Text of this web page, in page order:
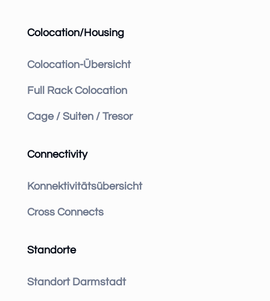
Colocation/Housing
Colocation-Übersicht
Full Rack Colocation
Cage / Suiten / Tresor
Connectivity
Konnektivitätsübersicht
Cross Connects
Standorte
Standort Darmstadt